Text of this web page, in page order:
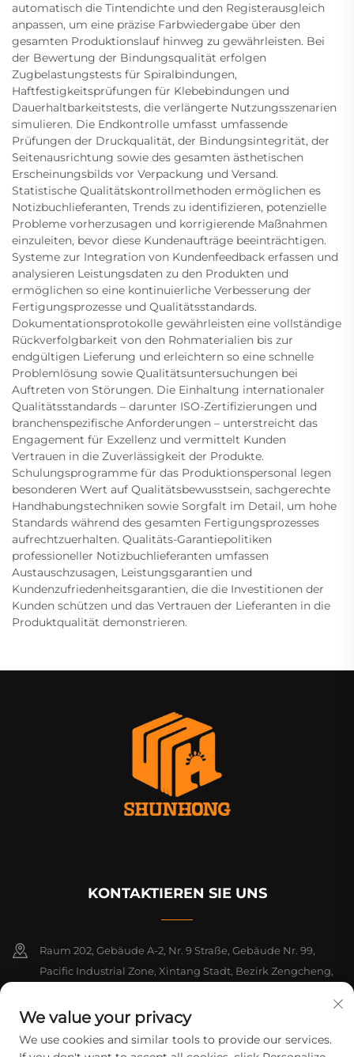
automatisch die Tintendichte und den Registerausgleich
anpassen, um eine präzise Farbwiedergabe über den
gesamten Produktionslauf hinweg zu gewährleisten. Bei
der Bewertung der Bindungsqualität erfolgen
Zugbelastungstests für Spiralbindungen,
Haftfestigkeitsprüfungen für Klebebindungen und
Dauerhaltbarkeitstests, die verlängerte Nutzungsszenarien
simulieren. Die Endkontrolle umfasst umfassende
Prüfungen der Druckqualität, der Bindungsintegrität, der
Seitenausrichtung sowie des gesamten ästhetischen
Erscheinungsbilds vor Verpackung und Versand.
Statistische Qualitätskontrollmethoden ermöglichen es
Notizbuchlieferanten, Trends zu identifizieren, potenzielle
Probleme vorherzusagen und korrigierende Maßnahmen
einzuleiten, bevor diese Kundenaufträge beeinträchtigen.
Systeme zur Integration von Kundenfeedback erfassen und
analysieren Leistungsdaten zu den Produkten und
ermöglichen so eine kontinuierliche Verbesserung der
Fertigungsprozesse und Qualitätsstandards.
Dokumentationsprotokolle gewährleisten eine vollständige
Rückverfolgbarkeit von den Rohmaterialien bis zur
endgültigen Lieferung und erleichtern so eine schnelle
Problemlösung sowie Qualitätsuntersuchungen bei
Auftreten von Störungen. Die Einhaltung internationaler
Qualitätsstandards – darunter ISO-Zertifizierungen und
branchenspezifische Anforderungen – unterstreicht das
Engagement für Exzellenz und vermittelt Kunden
Vertrauen in die Zuverlässigkeit der Produkte.
Schulungsprogramme für das Produktionspersonal legen
besonderen Wert auf Qualitätsbewusstsein, sachgerechte
Handhabungstechniken sowie Sorgfalt im Detail, um hohe
Standards während des gesamten Fertigungsprozesses
aufrechtzuerhalten. Qualitäts-Garantiepolitiken
professioneller Notizbuchlieferanten umfassen
Austauschzusagen, Leistungsgarantien und
Kundenzufriedenheitsgarantien, die die Investitionen der
Kunden schützen und das Vertrauen der Lieferanten in die
Produktqualität demonstrieren.
KONTAKTIEREN SIE UNS
Raum 202, Gebäude A-2, Nr. 9 Straße, Gebäude Nr. 99,
Pacific Industrial Zone, Xintang Stadt, Bezirk Zengcheng,
+86-18925142858
We value your privacy
We use cookies and similar tools to provide our services.